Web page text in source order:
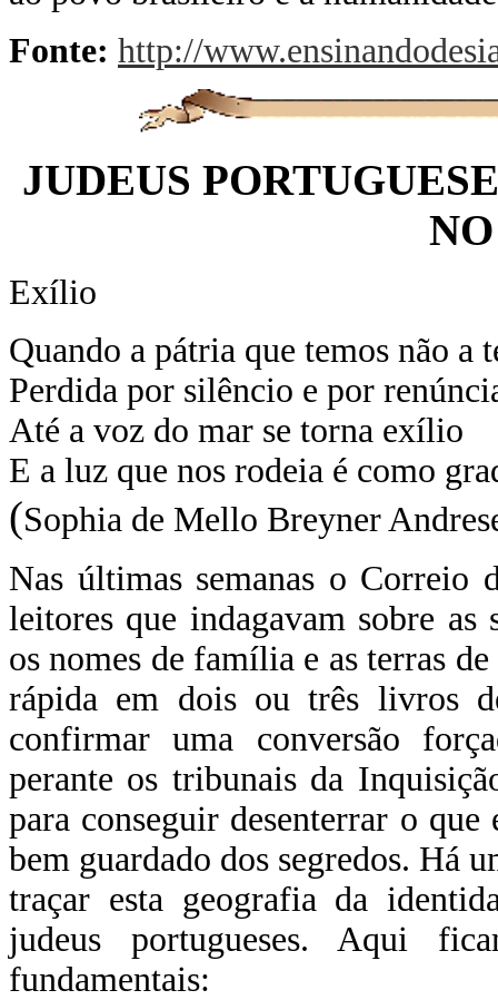
Fonte: http://
JUDEUS
Exílio
Quando a pátria que temos não a
Perdida por silêncio e por
Até a voz do mar se torna exílio
E a luz que nos rodeia é como
(Sophia de Mello Breyner
Nas últimas semanas o Correio
leitores que indagavam sobre as
os nomes de família e as terras
rápida em dois ou três livros
confirmar uma conversão
perante os tribunais da
para conseguir desenterrar o
bem guardado dos segredos. Há
traçar esta geografia da
judeus portugueses. Aqui
fundamentais: